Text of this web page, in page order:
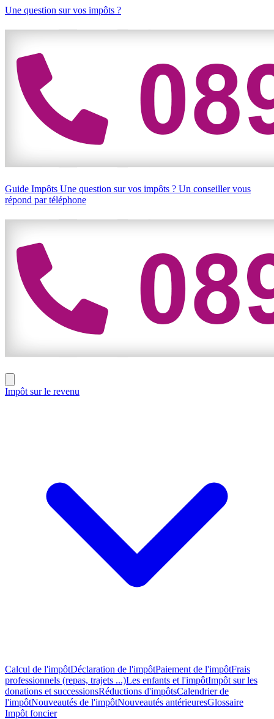
Une question sur vos impôts ?
Guide Impôts Une question sur vos impôts ? Un conseiller vous
répond par téléphone
Impôt sur le revenu
Calcul de l'impôtDéclaration de l'impôtPaiement de l'impôtFrais
professionnels (repas, trajets ...)Les enfants et l'impôtImpôt sur les
donations et successionsRéductions d'impôtsCalendrier de
l'impôtNouveautés de l'impôtNouveautés antérieuresGlossaire
Impôt foncier